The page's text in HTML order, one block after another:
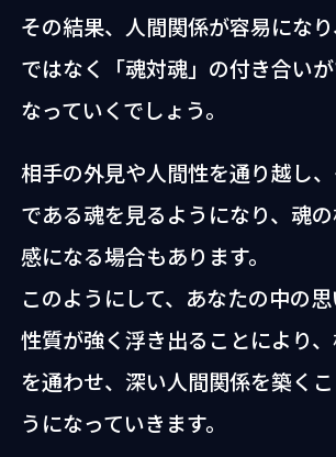
その結果、人間関係が容易になり
ではなく「魂対魂」の付き合い
なっていくでしょう。
相手の外見や人間性を通り越し
である魂を見るようになり、魂
感になる場合もあります。
このようにして、あなたの中の
性質が強く浮き出ることにより
を通わせ、深い人間関係を築く
うになっていきます。